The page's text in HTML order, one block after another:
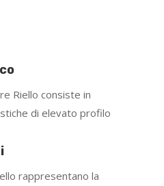
Riello consiste in
di elevato profilo
rappresentano la